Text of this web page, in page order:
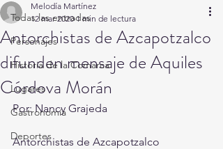
Todas las entradas
Personajes
Historia de la Comarca
Lugares
Gastronomía
Deportes
Antorchistas de Azcapotzalco
difunden mensaje de Aquiles
Córdova Morán
Melodía Martínez
12 mar 2020 1 min de lectura
Por: Nancy Grajeda
Antorchistas de Azcapotzalco